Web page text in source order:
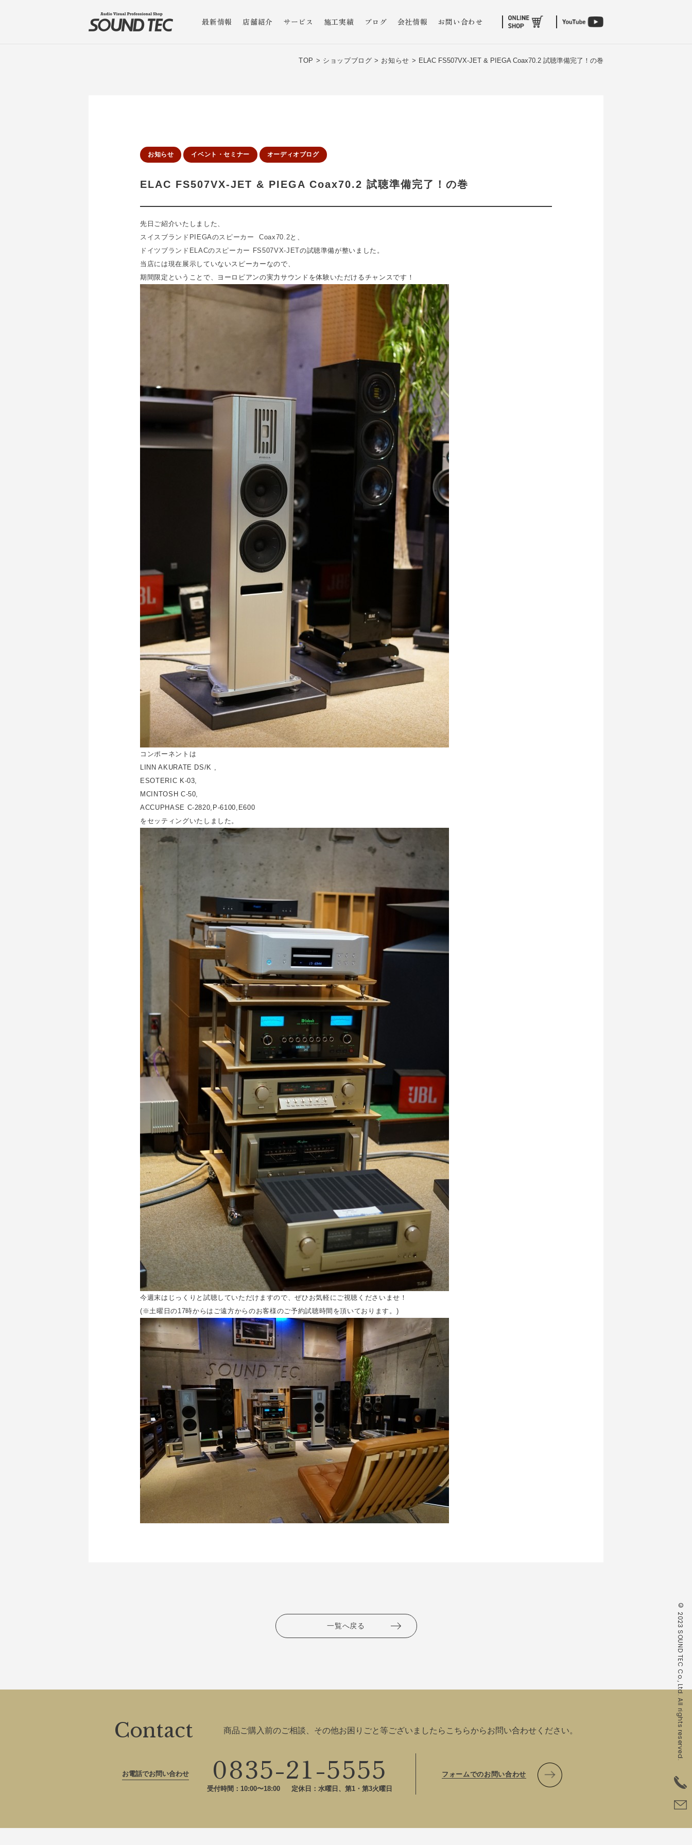
最新情報 店舗紹介 サービス 施工実績 ブログ 会社情報 お問い合わせ
TOP > ショップブログ > お知らせ > ELAC FS507VX-JET & PIEGA Coax70.2 試聴準備完了！の巻
お知らせ イベント・セミナー オーディオブログ
ELAC FS507VX-JET & PIEGA Coax70.2 試聴準備完了！の巻
先日ご紹介いたしました、
スイスブランドPIEGAのスピーカー Coax70.2と、
ドイツブランドELACのスピーカー FS507VX-JETの試聴準備が整いました。
当店には現在展示していないスピーカーなので、
期間限定ということで、ヨーロピアンの実力サウンドを体験いただけるチャンスです！
コンポーネントは
LINN AKURATE DS/K ,
ESOTERIC K-03,
MCINTOSH C-50,
ACCUPHASE C-2820,P-6100,E600
をセッティングいたしました。
今週末はじっくりと試聴していただけますので、ぜひお気軽にご視聴くださいませ！
(※土曜日の17時からはご遠方からのお客様のご予約試聴時間を頂いております。)
一覧へ戻る
Contact 商品ご購入前のご相談、その他お困りごと等ございましたらこちらからお問い合わせください。
お電話でお問い合わせ 0835-21-5555
受付時間：10:00〜18:00 定休日：水曜日、第1・第3火曜日
フォームでのお問い合わせ
© 2023 SOUND TEC Co., Ltd. All rights reserved.